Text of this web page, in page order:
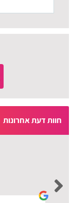
חוות דעת אחרונות